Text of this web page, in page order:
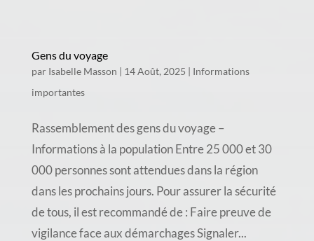
Gens du voyage
par Isabelle Masson | 14 Août, 2025 | Informations
importantes
Rassemblement des gens du voyage –
Informations à la population Entre 25 000 et 30
000 personnes sont attendues dans la région
dans les prochains jours. Pour assurer la sécurité
de tous, il est recommandé de : Faire preuve de
vigilance face aux démarchages Signaler...